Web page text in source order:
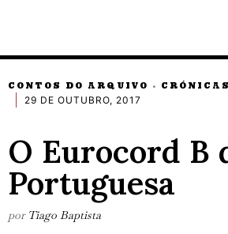
CONTOS DO ARQUIVO · CRÓNICAS
29 DE OUTUBRO, 2017
O Eurocord B
Portuguesa
por Tiago Baptista